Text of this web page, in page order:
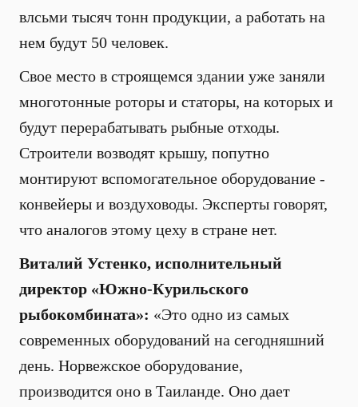
влсьми тысяч тонн продукции, а работать на
нем будут 50 человек.
Свое место в строящемся здании уже заняли
многотонные роторы и статоры, на которых и
будут перерабатывать рыбные отходы.
Строители возводят крышу, попутно
монтируют вспомогательное оборудование -
конвейеры и воздуховоды. Эксперты говорят,
что аналогов этому цеху в стране нет.
Виталий Устенко, исполнительный
директор «Южно-Курильского
рыбокомбината»: «Это одно из самых
современных оборудований на сегодняшний
день. Норвежское оборудование,
производится оно в Таиланде. Оно дает